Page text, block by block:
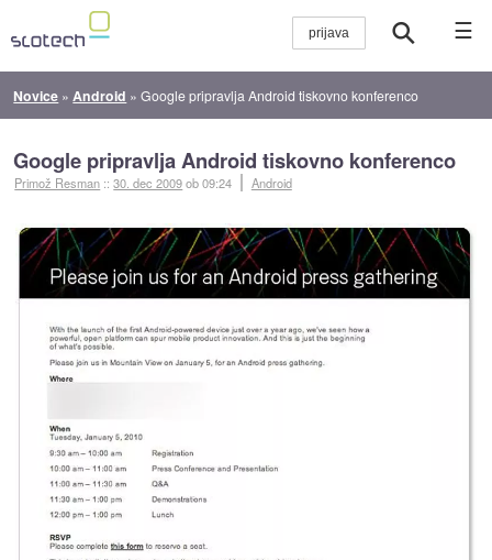
☰
Novice » Android »Google pripravlja Android tiskovno konferenco
Google pripravlja Android tiskovno konferenco
Primož Resman ::30. dec 2009ob 09:24 Android